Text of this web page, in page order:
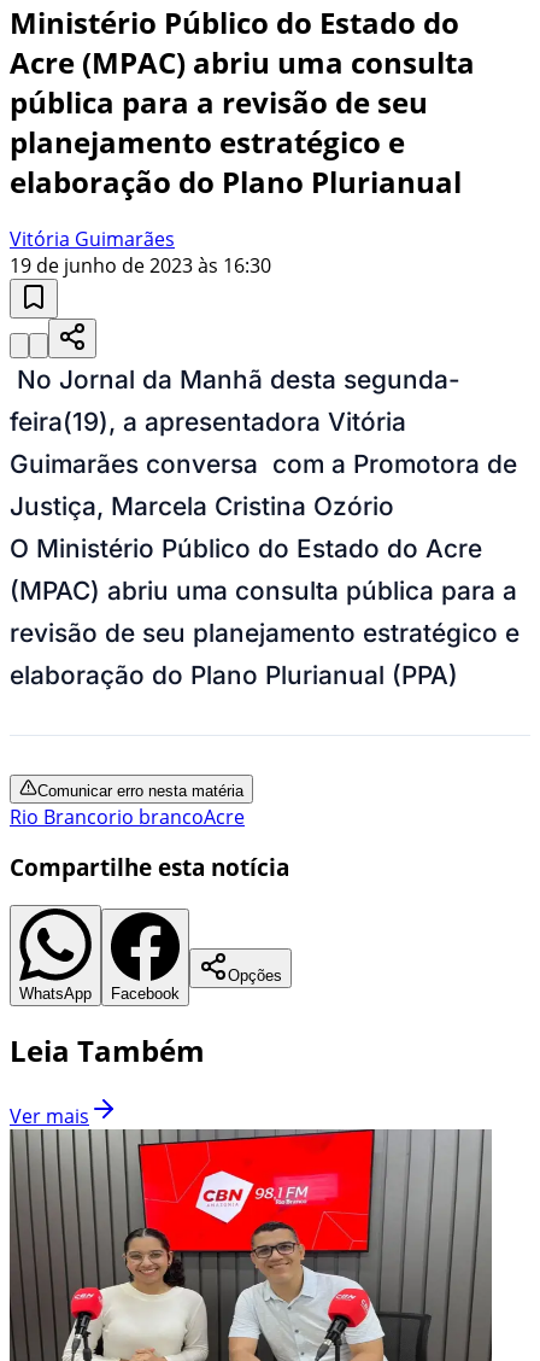
Ministério Público do Estado do
Acre (MPAC) abriu uma consulta
pública para a revisão de seu
planejamento estratégico e
elaboração do Plano Plurianual
Vitória Guimarães
19 de junho de 2023 às 16:30
No Jornal da Manhã desta segunda-
feira(19), a apresentadora Vitória
Guimarães conversa com a Promotora de
Justiça, Marcela Cristina Ozório
O Ministério Público do Estado do Acre
(MPAC) abriu uma consulta pública para a
revisão de seu planejamento estratégico e
elaboração do Plano Plurianual (PPA)
Comunicar erro nesta matéria
Rio Brancorio brancoAcre
Compartilhe esta notícia
WhatsApp Facebook
Opções
Leia Também
Ver mais